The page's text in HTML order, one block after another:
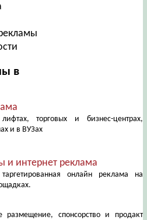
в
торговых и бизнес-центрах,
и в ВУЗах
и интернет реклама
онлайн реклама на
размещение, спонсорство и продакт